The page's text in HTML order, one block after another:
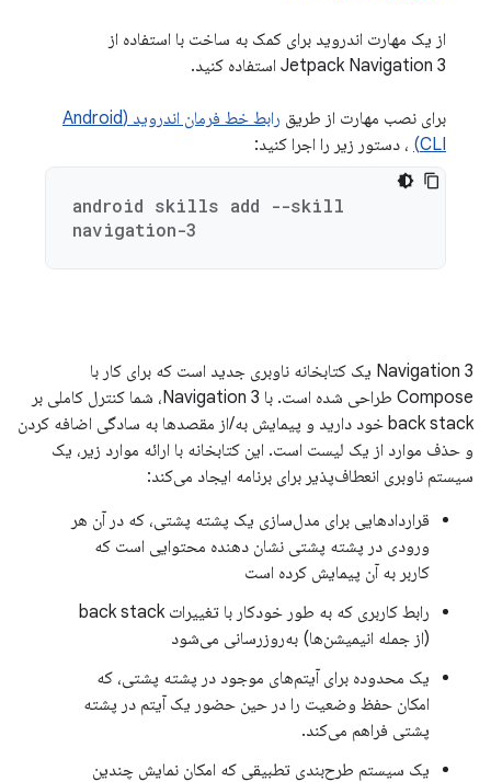
از یک مهارت اندروید برای کمک به ساخت با استفاده از
Jetpack Navigation 3 استفاده کنید.
برای نصب مهارت از طریق
رابط خط فرمان اندروید (Android
CLI) ، دستور زیر را اجرا کنید:
android skills add --skill
navigation-3
Navigation 3 یک کتابخانه ناوبری جدید است که برای کار با
Compose طراحی شده است. با Navigation 3، شما کنترل کاملی بر
back stack خود دارید و پیمایش به/از مقصدها به سادگی اضافه کردن
و حذف موارد از یک لیست است. این کتابخانه با ارائه موارد زیر، یک
سیستم ناوبری انعطاف‌پذیر برای برنامه ایجاد می‌کند:
قراردادهایی برای مدل‌سازی یک پشته پشتی، که در آن هر
ورودی در پشته پشتی نشان دهنده محتوایی است که
کاربر به آن پیمایش کرده است
رابط کاربری که به طور خودکار با تغییرات back stack
(از جمله انیمیشن‌ها) به‌روزرسانی می‌شود
یک محدوده برای آیتم‌های موجود در پشته پشتی، که
امکان حفظ وضعیت را در حین حضور یک آیتم در پشته
پشتی فراهم می‌کند.
یک سیستم طرح‌بندی تطبیقی ​​که امکان نمایش چندین